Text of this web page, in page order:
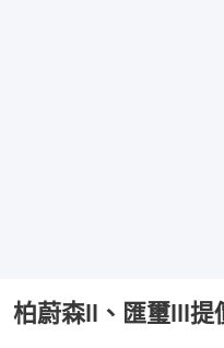
柏蔚森II、匯璽III提